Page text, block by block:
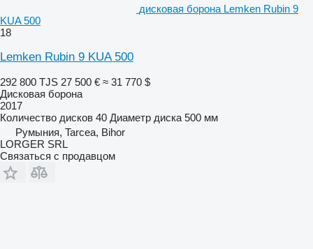
дисковая борона Lemken Rubin 9
KUA 500
18
Lemken Rubin 9 KUA 500
292 800 TJS 27 500 € ≈ 31 770 $
Дисковая борона
2017
Количество дисков 40 Диаметр диска 500 мм
Румыния, Tarcea, Bihor
LORGER SRL
Связаться с продавцом